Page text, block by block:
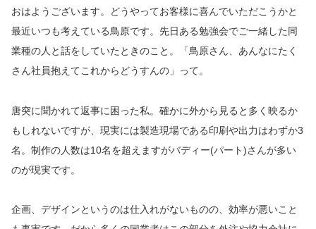
おはようございます。どうやってお客様に喜んでいただこうかと
最近いつも考えている鳥原です。先日ある勉強会でご一緒した同
業種の人と話をしていたときのこと。「鳥原さん、あんなにたく
さん社員抱えてこれからどうすんの」って。
唐突に聞かれて返事に困った私。確かに外から見ると多く映るか
もしれないですが、現実には製造現場である印刷や出力はわずか3
名。制作の人数は10名を超えますがバディー(パート)さんが多い
のが現実です。
企画、デザインというのは仕入れがないものの、効率が悪いこと